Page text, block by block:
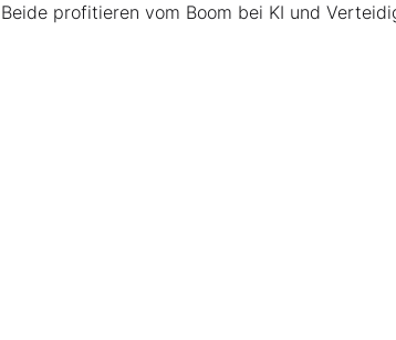
Beide profitieren vom Boom bei KI und